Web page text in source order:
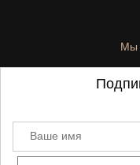
Мы
©2021-2026
Ваше имя